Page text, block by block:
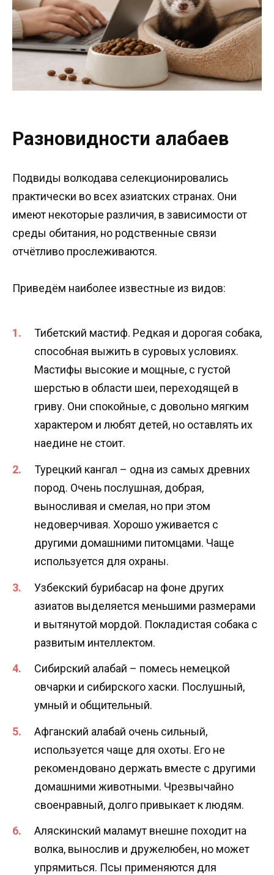
Разновидности алабаев
Подвиды волкодава селекционировались
практически во всех азиатских странах. Они
имеют некоторые различия, в зависимости от
среды обитания, но родственные связи
отчётливо прослеживаются.
Приведём наиболее известные из видов:
Тибетский мастиф. Редкая и дорогая собака,
способная выжить в суровых условиях.
Мастифы высокие и мощные, с густой
шерстью в области шеи, переходящей в
гриву. Они спокойные, с довольно мягким
характером и любят детей, но оставлять их
наедине не стоит.
Турецкий кангал – одна из самых древних
пород. Очень послушная, добрая,
выносливая и смелая, но при этом
недоверчивая. Хорошо уживается с
другими домашними питомцами. Чаще
используется для охраны.
Узбекский бурибасар на фоне других
азиатов выделяется меньшими размерами
и вытянутой мордой. Покладистая собака с
развитым интеллектом.
Сибирский алабай – помесь немецкой
овчарки и сибирского хаски. Послушный,
умный и общительный.
Афганский алабай очень сильный,
используется чаще для охоты. Его не
рекомендовано держать вместе с другими
домашними животными. Чрезвычайно
своенравный, долго привыкает к людям.
Аляскинский маламут внешне походит на
волка, вынослив и дружелюбен, но может
упрямиться. Псы применяются для